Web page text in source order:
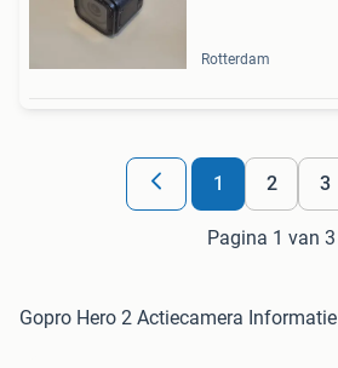
Rotterdam
1 2 3
Pagina 1 van 3
Gopro Hero 2 Actiecamera Informatie